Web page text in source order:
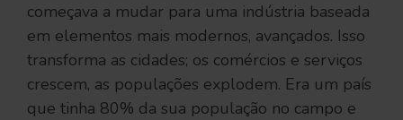
começava a mudar para uma indústria baseada
em elementos mais modernos, avançados. Isso
transforma as cidades; os comércios e serviços
crescem, as populações explodem. Era um país
que tinha 80% da sua população no campo e